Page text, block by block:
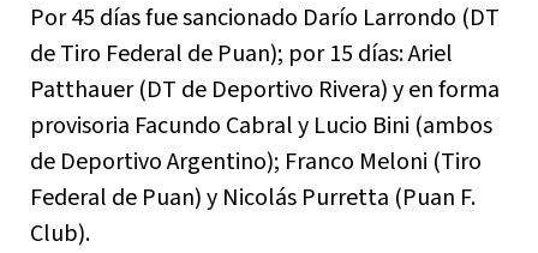
Por 45 días fue sancionado Darío Larrondo (DT
de Tiro Federal de Puan); por 15 días: Ariel
Patthauer (DT de Deportivo Rivera) y en forma
provisoria Facundo Cabral y Lucio Bini (ambos
de Deportivo Argentino); Franco Meloni (Tiro
Federal de Puan) y Nicolás Purretta (Puan F.
Club).